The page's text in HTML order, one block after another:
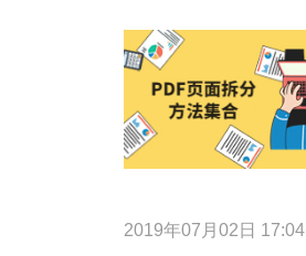
2019年07月02日 17:04